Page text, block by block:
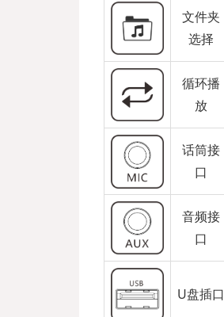
文件夹
选择
循环播
放
话筒接
口
音频接
口
U盘插口